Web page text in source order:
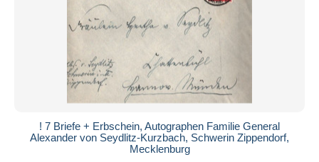
! 7 Briefe + Erbschein, Autographen Familie General
Alexander von Seydlitz-Kurzbach, Schwerin Zippendorf,
Mecklenburg